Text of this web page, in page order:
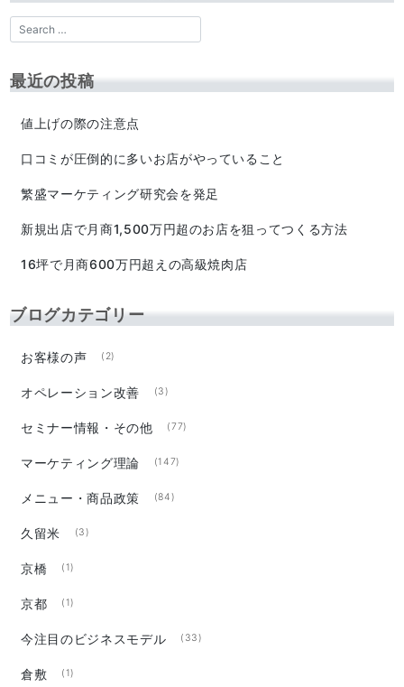
最近の投稿
値上げの際の注意点
口コミが圧倒的に多いお店がやっていること
繁盛マーケティング研究会を発足
新規出店で月商1,500万円超のお店を狙ってつくる方法
16坪で月商600万円超えの高級焼肉店
ブログカテゴリー
お客様の声 (2)
オペレーション改善 (3)
セミナー情報・その他 (77)
マーケティング理論 (147)
メニュー・商品政策 (84)
久留米 (3)
京橋 (1)
京都 (1)
今注目のビジネスモデル (33)
倉敷 (1)